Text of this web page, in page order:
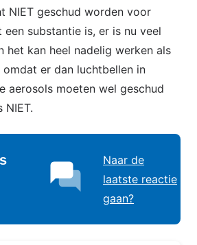
NIET geschud worden voor
substantie is, er is nu veel
het kan heel nadelig werken als
er dan luchtbellen in
aerosols moeten wel geschud
NIET.
Naar de
laatste reactie
gaan?